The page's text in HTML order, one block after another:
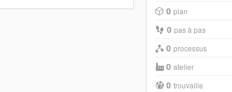
0 plan
0 pas à pas
0 processus
0 atelier
0 trouvaille